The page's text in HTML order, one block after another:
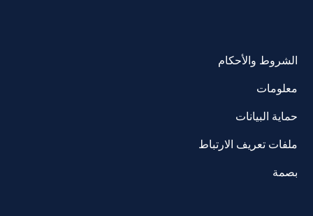
الشروط والأحكام
معلومات
حماية البيانات
ملفات تعريف الارتباط
بصمة